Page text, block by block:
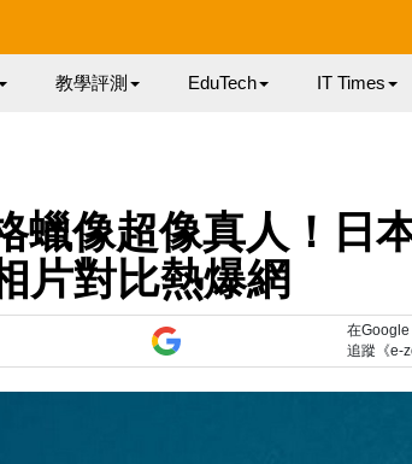
教學評測 EduTech IT Times
蠟像超像真人！日
片對比熱爆網
在Google
追蹤《e-